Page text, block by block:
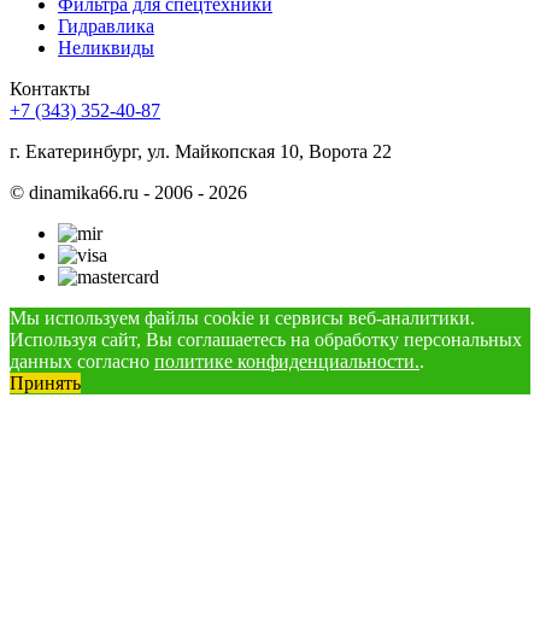
Гидравлика
Неликвиды
Контакты
+7 (343) 352-40-87
г. Екатеринбург, ул. Майкопская 10, Ворота 22
© dinamika66.ru - 2006 - 2026
Мы используем файлы cookie и сервисы веб-аналитики.
Используя сайт, Вы соглашаетесь на обработку персональных
данных согласно политике конфиденциальности..
Принять